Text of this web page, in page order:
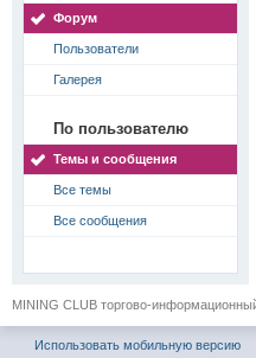
Форум
Пользователи
Галерея
По пользователю
Темы и сообщения
Все темы
Все сообщения
MINING CLUB торгово-
Использовать мобильную версию